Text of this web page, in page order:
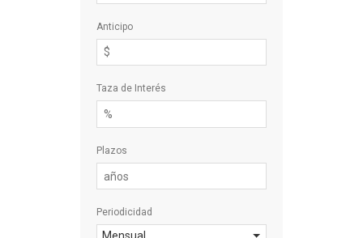
Anticipo
Taza de Interés
Plazos
Periodicidad